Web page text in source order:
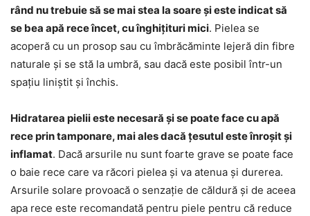
rând nu trebuie să se mai stea la soare și este indicat să
se bea apă rece încet, cu înghițituri mici. Pielea se
acoperă cu un prosop sau cu îmbrăcăminte lejeră din fibre
naturale și se stă la umbră, sau dacă este posibil într-un
spațiu liniștit și închis.
Hidratarea pielii este necesară și se poate face cu apă
rece prin tamponare, mai ales dacă țesutul este înroșit și
inflamat. Dacă arsurile nu sunt foarte grave se poate face
o baie rece care va răcori pielea și va atenua și durerea.
Arsurile solare provoacă o senzație de căldură și de aceea
apa rece este recomandată pentru piele pentru că reduce